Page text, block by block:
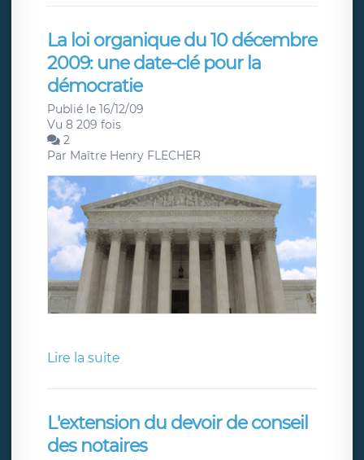
La loi organique du 10 décembre
2009: une date-clé pour la
démocratie
Publié le 16/12/09
Vu 8 209 fois
2
Par Maître Henry FLECHER
Lire la suite
L'extension du devoir de conseil
des notaires